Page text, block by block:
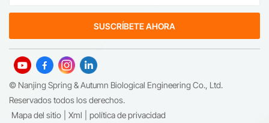
© Nanjing Spring & Autumn Biological Engineering Co., Ltd.
Reservados todos los derechos.
Mapa del sitio
Xml política de privacidad